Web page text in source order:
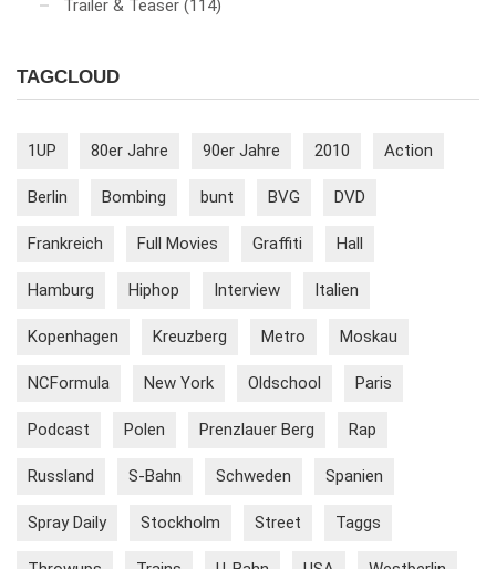
Trailer & Teaser (114)
TAGCLOUD
1UP 80er Jahre 90er Jahre 2010 Action
Berlin Bombing bunt BVG DVD
Frankreich Full Movies Graffiti Hall
Hamburg Hiphop Interview Italien
Kopenhagen Kreuzberg Metro Moskau
NCFormula New York Oldschool Paris
Podcast Polen Prenzlauer Berg Rap
Russland S-Bahn Schweden Spanien
Spray Daily Stockholm Street Taggs